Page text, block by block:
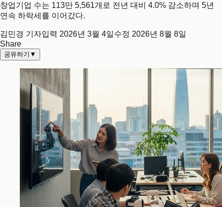
창업기업 수는 113만 5,561개로 전년 대비 4.0% 감소하며 5년
연속 하락세를 이어갔다.
김민경 기자입력 2026년 3월 4일수정 2026년 8월 8일
Share
공유하기 ▼